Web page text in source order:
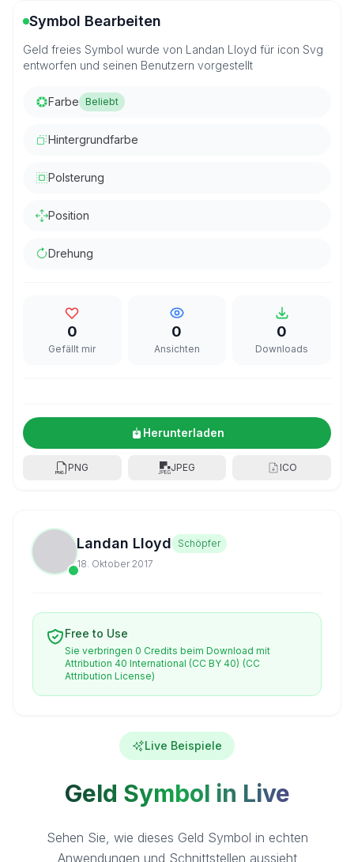
Symbol Bearbeiten
Geld freies Symbol wurde von Landan Lloyd für icon Svg
entworfen und seinen Benutzern vorgestellt
Farbe Beliebt
Hintergrundfarbe
Polsterung
Position
Drehung
0
Gefällt mir
0
Ansichten
0
Downloads
Herunterladen
PNG JPEG ICO
Landan Lloyd
Schöpfer
18. Oktober 2017
Free to Use
Sie verbringen 0 Credits beim Download mit
Attribution 40 International (CC BY 40) (CC
Attribution License)
Live Beispiele
Geld Symbol in Live
Sehen Sie, wie dieses Geld Symbol in echten
Anwendungen und Schnittstellen aussieht